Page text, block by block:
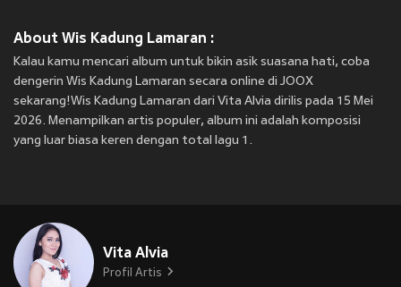
About Wis Kadung Lamaran :
Kalau kamu mencari album untuk bikin asik suasana hati, coba
dengerin Wis Kadung Lamaran secara online di JOOX
sekarang!Wis Kadung Lamaran dari Vita Alvia dirilis pada 15 Mei
2026. Menampilkan artis populer, album ini adalah komposisi
yang luar biasa keren dengan total lagu 1.
Vita Alvia
Profil Artis